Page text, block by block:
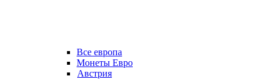
Все европа
Монеты Евро
Австрия